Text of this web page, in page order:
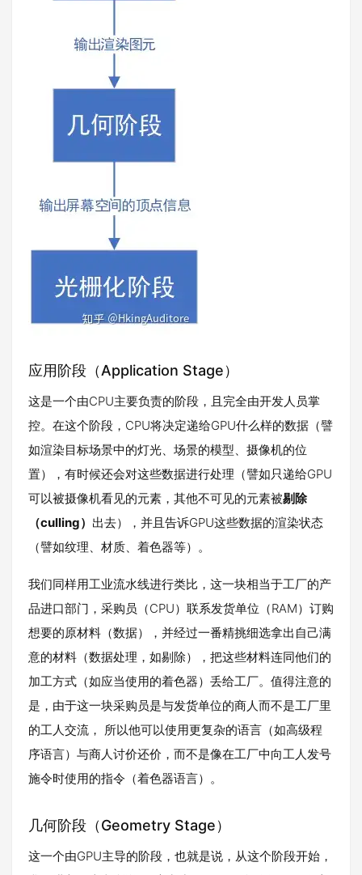
应用阶段（Application Stage）
这是一个由CPU主要负责的阶段，且完全由开发人员掌
控。在这个阶段，CPU将决定递给GPU什么样的数据（譬
如渲染目标场景中的灯光、场景的模型、摄像机的位
置），有时候还会对这些数据进行处理（譬如只递给GPU
可以被摄像机看见的元素，其他不可见的元素被剔除
（culling） 出去），并且告诉GPU这些数据的渲染状态
（譬如纹理、材质、着色器等）。
我们同样用工业流水线进行类比，这一块相当于工厂的产
品进口部门，采购员（CPU）联系发货单位（RAM）订购
想要的原材料（数据），并经过一番精挑细选拿出自己满
意的材料（数据处理，如剔除），把这些材料连同他们的
加工方式（如应当使用的着色器）丢给工厂。值得注意的
是，由于这一块采购员是与发货单位的商人而不是工厂里
的工人交流， 所以他可以使用更复杂的语言（如高级程
序语言）与商人讨价还价，而不是像在工厂中向工人发号
施令时使用的指令（着色器语言）。
几何阶段（Geometry Stage）
这一个由GPU主导的阶段，也就是说，从这个阶段开始，